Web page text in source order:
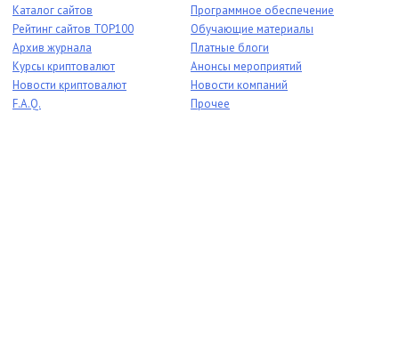
Каталог сайтов
Рейтинг сайтов TOP100
Архив журнала
Курсы криптовалют
Новости криптовалют
F.A.Q.
Программное обеспечение
Обучающие материалы
Платные блоги
Анонсы мероприятий
Новости компаний
Прочее